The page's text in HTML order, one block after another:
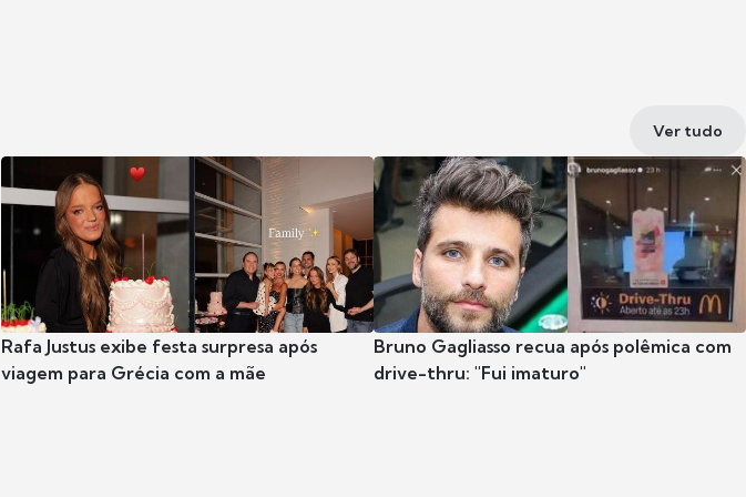
Ver tudo
Rafa Justus exibe festa surpresa após
viagem para Grécia com a mãe
Bruno Gagliasso recua após polêmica com
drive-thru: "Fui imaturo"